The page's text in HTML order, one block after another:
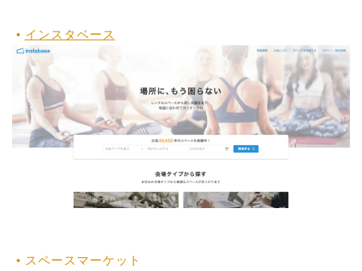
インスタベース
スペースマーケット